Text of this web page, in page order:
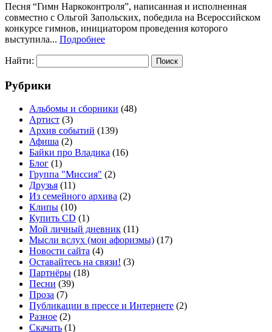
Песня “Гимн Наркоконтроля”, написанная и исполненная
совместно с Ольгой Запольских, победила на Всероссийском
конкурсе гимнов, инициатором проведения которого
выступила... Подробнее
Найти:
Рубрики
Альбомы и сборники (48)
Артист (3)
Архив событий (139)
Афиша (2)
Байки про Владика (16)
Блог (1)
Группа "Миссия" (2)
Друзья (11)
Из семейного архива (2)
Клипы (10)
Купить CD (1)
Мой личный дневник (11)
Мысли вслух (мои афоризмы) (17)
Новости сайта (4)
Оставайтесь на связи! (3)
Партнёры (18)
Песни (39)
Проза (7)
Публикации в прессе и Интернете (2)
Разное (2)
Скачать (1)